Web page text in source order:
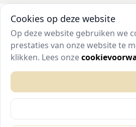
Cookies op deze website
Op deze website gebruiken we
prestaties van onze website te
klikken. Lees onze